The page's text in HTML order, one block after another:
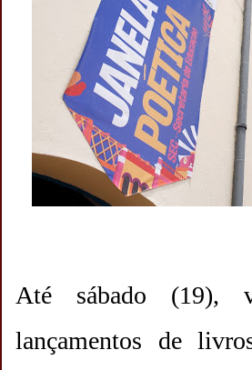
Até sábado (19),
lançamentos de